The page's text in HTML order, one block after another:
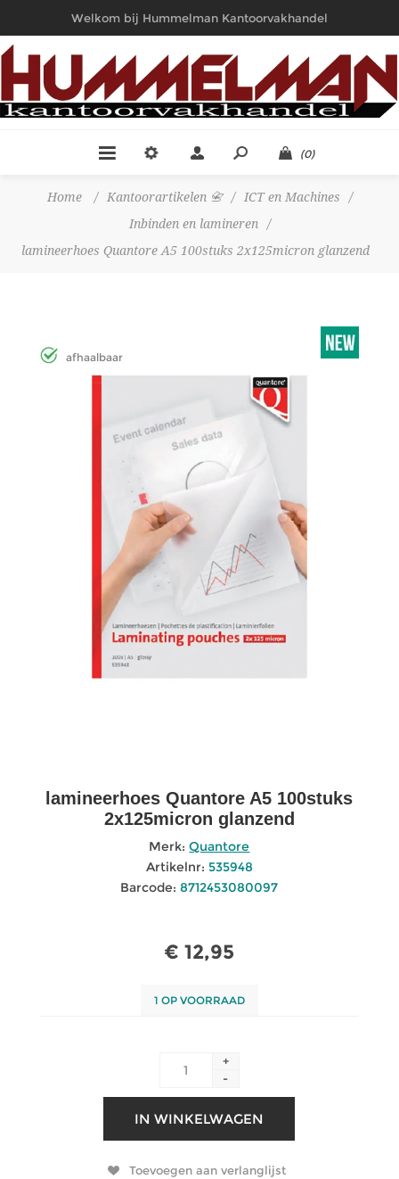
Welkom bij Hummelman Kantoorvakhandel
(0)
Home / Kantoorartikelen 📇 / ICT en Machines
/
Inbinden en lamineren
/
lamineerhoes Quantore A5 100stuks 2x125micron glanzend
afhaalbaar
lamineerhoes Quantore A5 100stuks
2x125micron glanzend
Merk: Quantore
Artikelnr: 535948
Barcode: 8712453080097
€ 12,95
1 OP VOORRAAD
+
-